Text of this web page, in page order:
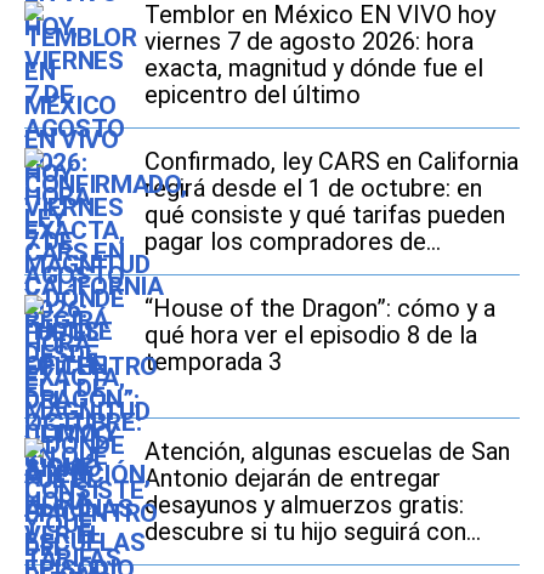
Temblor en México EN VIVO hoy
viernes 7 de agosto 2026: hora
exacta, magnitud y dónde fue el
epicentro del último
Confirmado, ley CARS en California
regirá desde el 1 de octubre: en
qué consiste y qué tarifas pueden
pagar los compradores de
vehículos usados
“House of the Dragon”: cómo y a
qué hora ver el episodio 8 de la
temporada 3
Atención, algunas escuelas de San
Antonio dejarán de entregar
desayunos y almuerzos gratis:
descubre si tu hijo seguirá con
este beneficio durante el ciclo